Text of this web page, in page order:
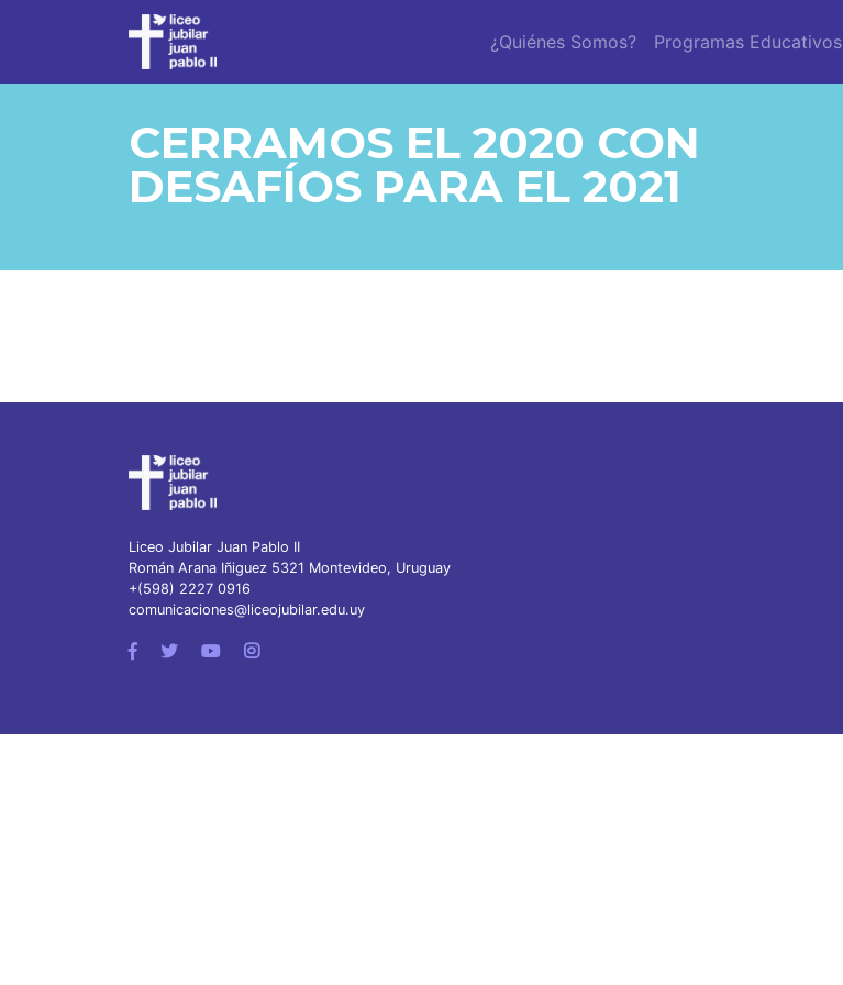
¿Quiénes Somos? Programas Educativos
CERRAMOS EL 2020 CON
DESAFÍOS PARA EL 2021
Liceo Jubilar Juan Pablo II
Román Arana Iñiguez 5321 Montevideo, Uruguay
+(598) 2227 0916
comunicaciones@liceojubilar.edu.uy